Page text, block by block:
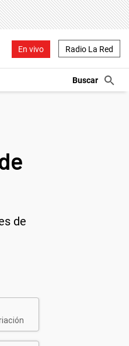
En vivo Radio La Red
de